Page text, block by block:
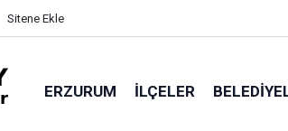
Sitene Ekle
ERZURUM İLÇELER